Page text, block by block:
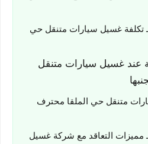
بـ تكلفة غسيل سيارات متنقل حي
عند غسيل سيارات متنقل
متنقل حي الملقا محترف
بـ مميزات التعاقد مع شركة غسيل